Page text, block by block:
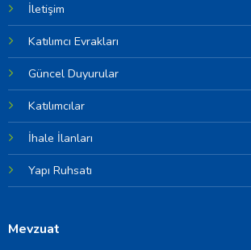
İletişim
Katılımcı Evrakları
Güncel Duyurular
Katılımcılar
İhale İlanları
Yapı Ruhsatı
Mevzuat